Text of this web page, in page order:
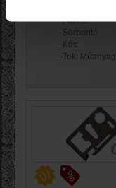
-Fűrész
-Sörbontó
-Kés
-Tok: Műanyag